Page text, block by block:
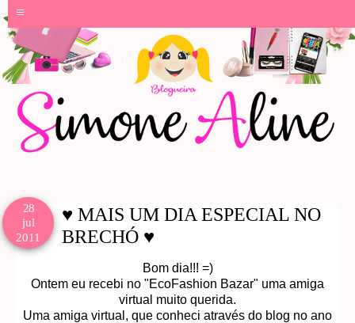
≡
28
jul
2011
♥ MAIS UM DIA ESPECIAL NO
BRECHÓ ♥
Bom dia!!! =)
Ontem eu recebi no "EcoFashion Bazar" uma amiga
virtual muito querida.
Uma amiga virtual, que conheci através do blog no ano